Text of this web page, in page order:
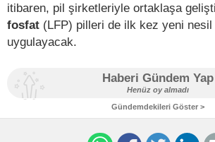
itibaren, pil şirketleriyle ortaklaşa
fosfat (LFP) pilleri de ilk kez yeni
uygulayacak.
Haberi Gündem Yap
Henüz oy almadı
Gündemdekileri Göster >